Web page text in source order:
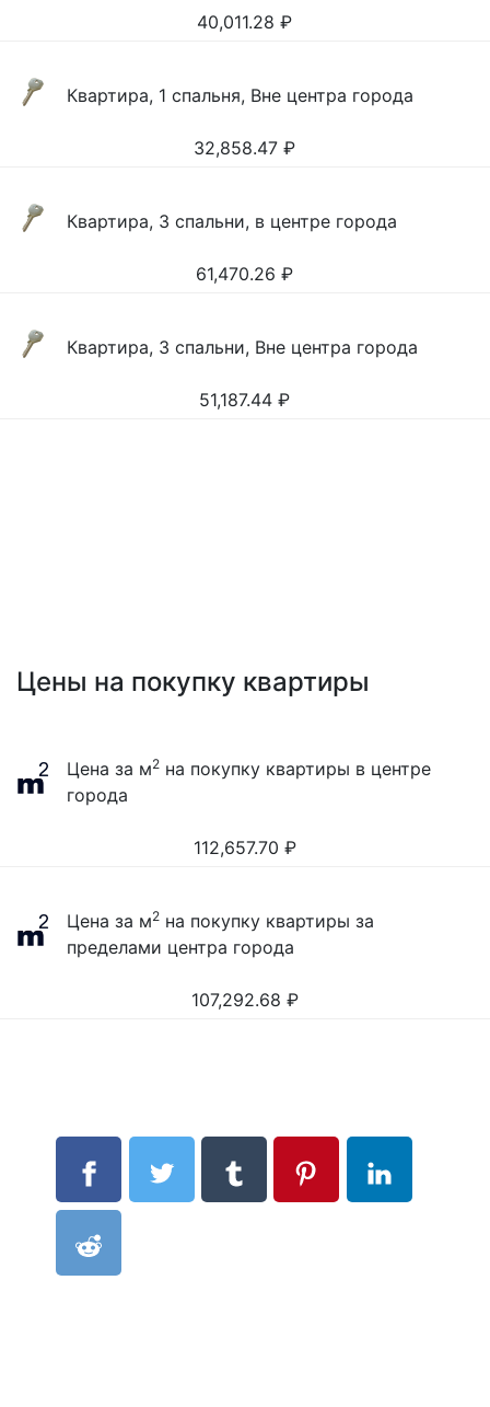
40,011.28 ₽
Квартира, 1 спальня, Вне центра города
32,858.47 ₽
Квартира, 3 спальни, в центре города
61,470.26 ₽
Квартира, 3 спальни, Вне центра города
51,187.44 ₽
Цены на покупку квартиры
Цена за м2 на покупку квартиры в центре
города
112,657.70 ₽
Цена за м2 на покупку квартиры за
пределами центра города
107,292.68 ₽